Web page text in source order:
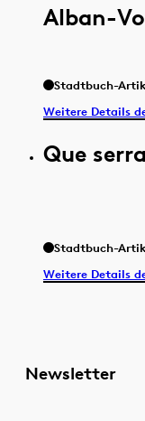
Alban-
Stadtbuch-
Weitere Details
Que
Stadtbuch-
Weitere Details
Newsletter